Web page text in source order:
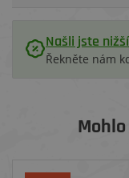
Našli jste
Řekněte nám